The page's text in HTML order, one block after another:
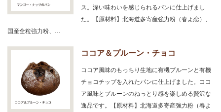
ス。深い味わいを感じられるパンに仕上げまし
た。【原材料】北海道多寄産強力粉（春よ恋）、
国産全粒強力粉、…
ココア＆プルーン・チョコ
ココア風味のもっちり生地に有機プルーンと有機
チョコチップを入れたパンに仕上げました。ココ
ア風味とプルーンのねっとり感を楽しめる贅沢な
逸品です。【原材料】北海道多寄産強力粉（春よ